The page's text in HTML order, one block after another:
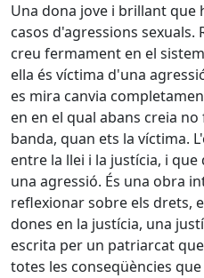
Una dona jove i brillant que
casos d'agressions sexuals.
creu fermament en el
ella és víctima d'una
es mira canvia
en en el qual abans creia
banda, quan ets la víctima.
entre la llei i la justícia, i
una agressió. És una obra
reflexionar sobre els drets,
dones en la justícia, una
escrita per un patriarcat
totes les conseqüències que